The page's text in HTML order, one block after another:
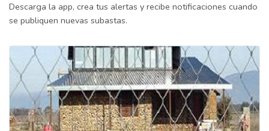
Descarga la app, crea tus alertas y recibe notificaciones cuando
se publiquen nuevas subastas.